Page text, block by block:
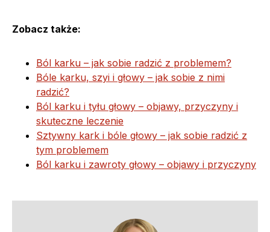
Zobacz także:
Ból karku – jak sobie radzić z problemem?
Bóle karku, szyi i głowy – jak sobie z nimi
radzić?
Ból karku i tyłu głowy – objawy, przyczyny i
skuteczne leczenie
Sztywny kark i bóle głowy – jak sobie radzić z
tym problemem
Ból karku i zawroty głowy – objawy i przyczyny